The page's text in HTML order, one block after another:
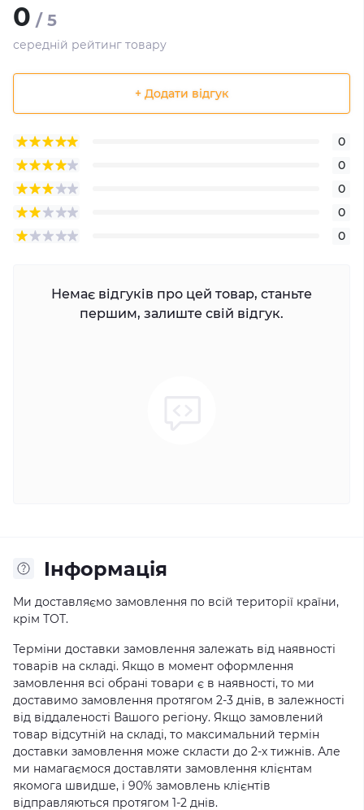
0 / 5
середній рейтинг товару
+ Додати відгук
0
0
0
0
0
Немає відгуків про цей товар, станьте
першим, залиште свій відгук.
Iнформація
Ми доставляємо замовлення по всій території країни,
крім ТОТ.
Терміни доставки замовлення залежать від наявності
товарів на складі. Якщо в момент оформлення
замовлення всі обрані товари є в наявності, то ми
доставимо замовлення протягом 2-3 днів, в залежності
від віддаленості Вашого регіону. Якщо замовлений
товар відсутній на складі, то максимальний термін
доставки замовлення може скласти до 2-х тижнів. Але
ми намагаємося доставляти замовлення клієнтам
якомога швидше, і 90% замовлень клієнтів
відправляються протягом 1-2 днів.